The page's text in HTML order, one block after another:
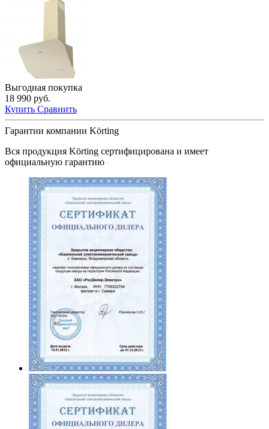
Выгодная покупка
18 990 руб.
Купить Сравнить
Гарантии компании Körting
Вся продукция Körting сертифицирована и имеет
официальную гарантию